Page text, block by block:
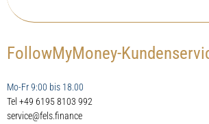
FollowMyMoney-
Mo-Fr 9:00 bis 18.00
Tel +49 6195 8103 992
service@fels.finance